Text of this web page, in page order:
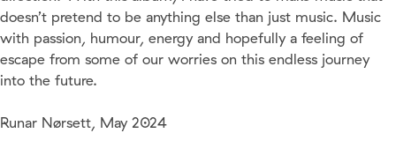
doesn’t pretend to be anything else than just music. Music
with passion, humour, energy and hopefully a feeling of
escape from some of our worries on this endless journey
into the future.
Runar Nørsett, May 2024